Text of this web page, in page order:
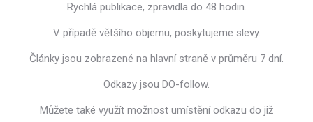
Rychlá publikace, zpravidla do 48 hodin.
V případě většího objemu, poskytujeme slevy.
Články jsou zobrazené na hlavní straně v průměru 7 dní.
Odkazy jsou DO-follow.
Můžete také využít možnost umístění odkazu do již